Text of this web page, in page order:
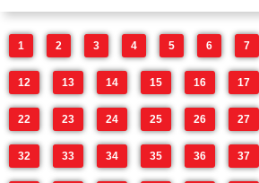
1 2 3 4 5 6 7
12 13 14 15 16 17
22 23 24 25 26 27
32 33 34 35 36 37